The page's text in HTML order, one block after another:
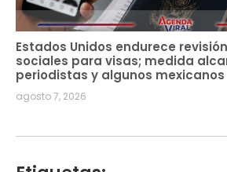
Estados Unidos endurece
sociales para visas; medida
periodistas y algunos mexicanos
agosto 7, 2026